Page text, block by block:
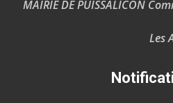
MAIRIE DE PUISSALICON
Les